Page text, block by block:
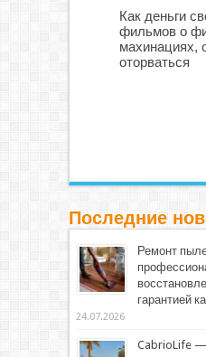
Как деньги
фильмов о
махинациях,
оторваться
Последние
Ремонт
гарантией
24.07.2026
CabrioLife —